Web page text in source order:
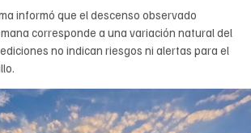
informó que el descenso observado
corresponde a una variación natural del
no indican riesgos ni alertas para el